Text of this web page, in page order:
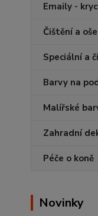
Emaily -
Čištění a
Speciální a
Barvy na
Malířské
Zahradní
Péče o koně
Novinky